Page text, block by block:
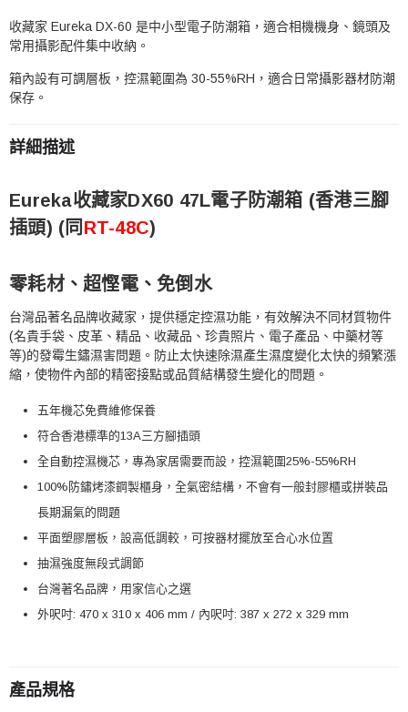
收藏家 Eureka DX-60 是中小型電子防潮箱，適合相機機身、鏡頭及
常用攝影配件集中收納。
箱內設有可調層板，控濕範圍為 30-55%RH，適合日常攝影器材防潮
保存。
詳細描述
Eureka收藏家DX60 47L電子防潮箱 (香港三腳
插頭) (同 RT-48C)
零耗材、超慳電、免倒水
台灣品著名品牌收藏家，提供穩定控濕功能，有效解決不同材質物件
(名貴手袋、皮革、精品、收藏品、珍貴照片、電子產品、中藥材等
等)的發霉生鏽濕害問題。防止太快速除濕產生濕度變化太快的頻繁漲
縮，使物件內部的精密接點或品質結構發生變化的問題。
五年機芯免費維修保養
符合香港標準的13A三方腳插頭
全自動控濕機芯，專為家居需要而設，控濕範圍25%-55%RH
100%防鏽烤漆鋼製櫃身，全氣密結構，不會有一般封膠櫃或拼裝品
長期漏氣的問題
平面塑膠層板，設高低調較，可按器材擺放至合心水位置
抽濕強度無段式調節
台灣著名品牌，用家信心之選
外呎吋:470 x 310 x 406 mm / 內呎吋:387 x 272 x 329 mm
產品規格